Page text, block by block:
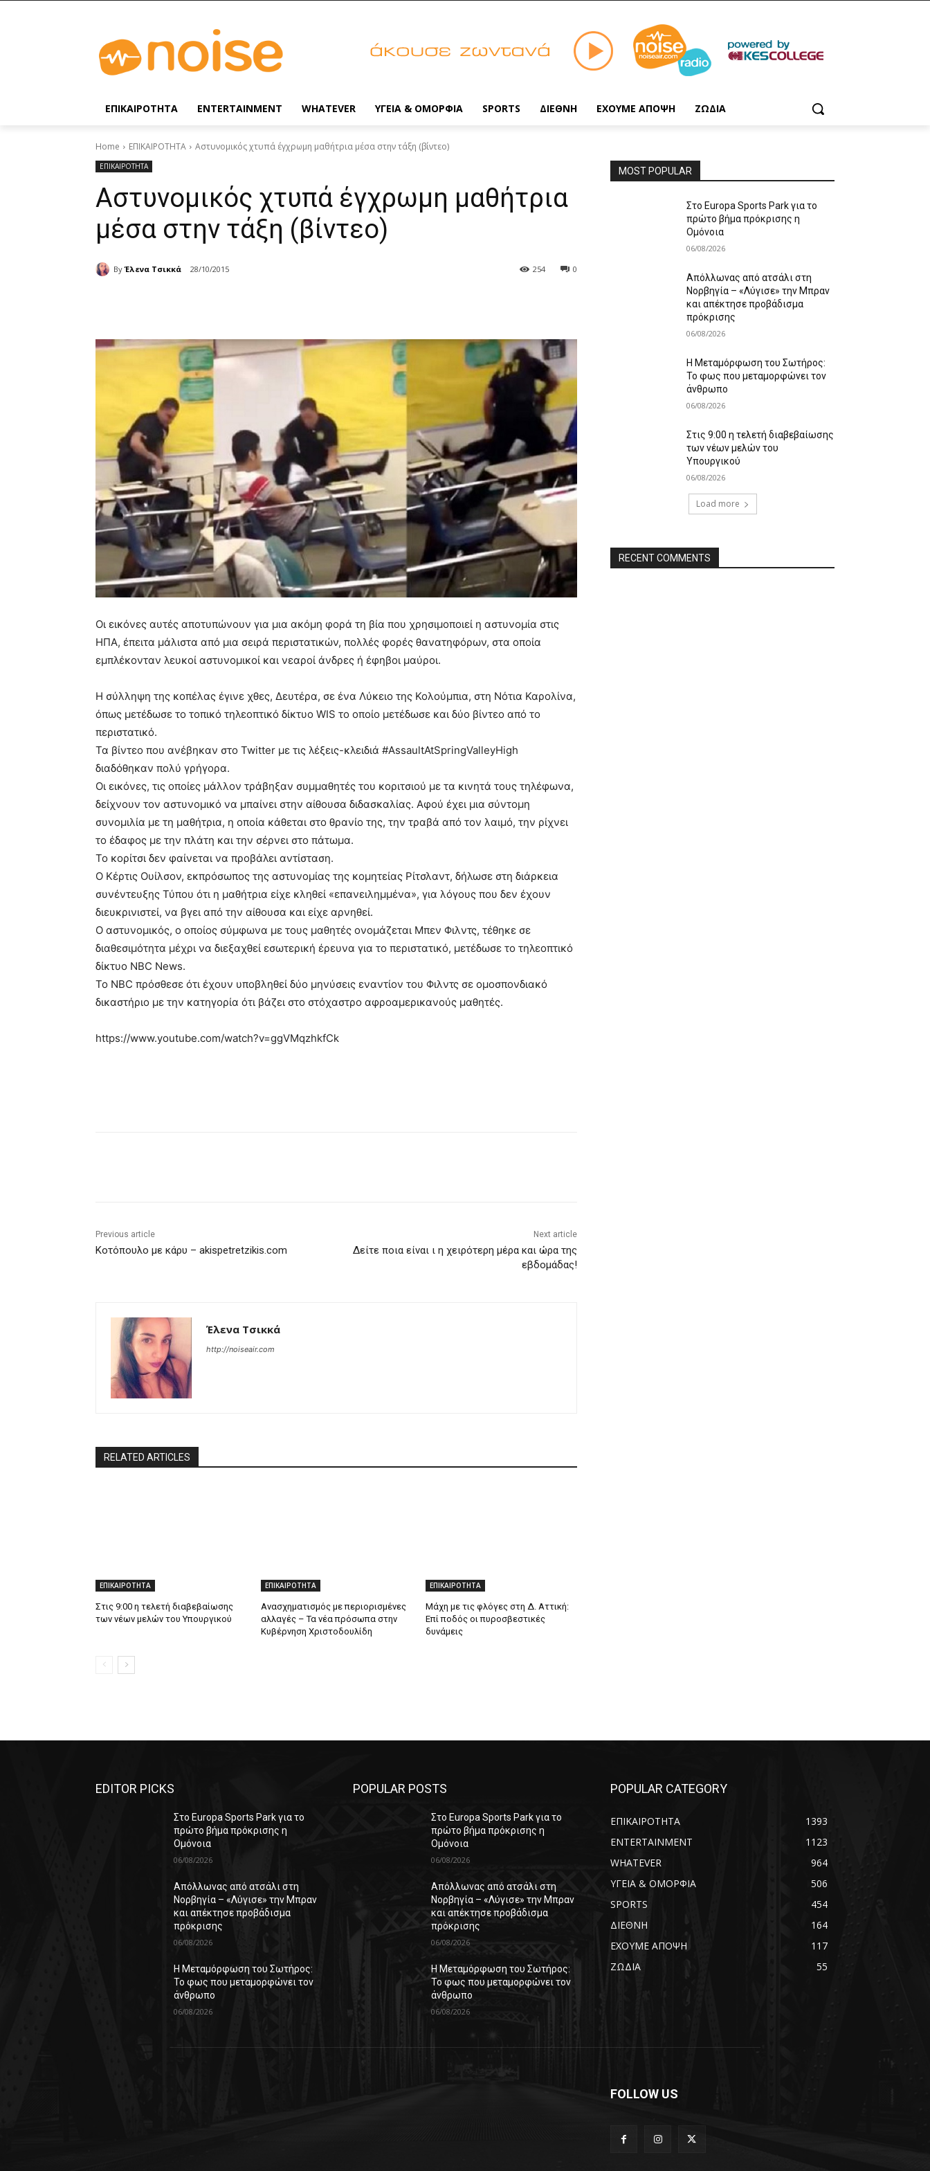
ΕΠΙΚΑΙΡΟΤΗΤΑ ENTERTAINMENT WHATEVER ΥΓΕΙΑ & ΟΜΟΡΦΙΑ SPORTS ΔΙΕΘΝΗ ΕΧΟΥΜΕ ΑΠΟΨΗ ΖΩΔΙΑ
Home ΕΠΙΚΑΙΡΟΤΗΤΑ Αστυνομικός χτυπά έγχρωμη μαθήτρια μέσα στην τάξη (βίντεο)
ΕΠΙΚΑΙΡΟΤΗΤΑ
Αστυνομικός χτυπά έγχρωμη μαθήτρια
μέσα στην τάξη (βίντεο)
By Έλενα Τσικκά 28/10/2015 0
254
Οι εικόνες αυτές αποτυπώνουν για μια ακόμη φορά τη βία που χρησιμοποιεί η αστυνομία στις
ΗΠΑ, έπειτα μάλιστα από μια σειρά περιστατικών, πολλές φορές θανατηφόρων, στα οποία
εμπλέκονταν λευκοί αστυνομικοί και νεαροί άνδρες ή έφηβοι μαύροι.
Η σύλληψη της κοπέλας έγινε χθες, Δευτέρα, σε ένα Λύκειο της Κολούμπια, στη Νότια Καρολίνα,
όπως μετέδωσε το τοπικό τηλεοπτικό δίκτυο WIS το οποίο μετέδωσε και δύο βίντεο από το
περιστατικό.
Τα βίντεο που ανέβηκαν στο Twitter με τις λέξεις-κλειδιά #AssaultAtSpringValleyHigh
διαδόθηκαν πολύ γρήγορα.
Οι εικόνες, τις οποίες μάλλον τράβηξαν συμμαθητές του κοριτσιού με τα κινητά τους τηλέφωνα,
δείχνουν τον αστυνομικό να μπαίνει στην αίθουσα διδασκαλίας. Αφού έχει μια σύντομη
συνομιλία με τη μαθήτρια, η οποία κάθεται στο θρανίο της, την τραβά από τον λαιμό, την ρίχνει
το έδαφος με την πλάτη και την σέρνει στο πάτωμα.
Το κορίτσι δεν φαίνεται να προβάλει αντίσταση.
Ο Κέρτις Ουίλσον, εκπρόσωπος της αστυνομίας της κομητείας Ρίτσλαντ, δήλωσε στη διάρκεια
συνέντευξης Τύπου ότι η μαθήτρια είχε κληθεί «επανειλημμένα», για λόγους που δεν έχουν
διευκρινιστεί, να βγει από την αίθουσα και είχε αρνηθεί.
Ο αστυνομικός, ο οποίος σύμφωνα με τους μαθητές ονομάζεται Μπεν Φιλντς, τέθηκε σε
διαθεσιμότητα μέχρι να διεξαχθεί εσωτερική έρευνα για το περιστατικό, μετέδωσε το τηλεοπτικό
δίκτυο NBC News.
Το NBC πρόσθεσε ότι έχουν υποβληθεί δύο μηνύσεις εναντίον του Φιλντς σε ομοσπονδιακό
δικαστήριο με την κατηγορία ότι βάζει στο στόχαστρο αφροαμερικανούς μαθητές.
https://www.youtube.com/watch?v=ggVMqzhkfCk
Previous article
Kοτόπουλο με κάρυ – akispetretzikis.com
Next article
Δείτε ποια είναι ι η χειρότερη μέρα και ώρα της
εβδομάδας!
Έλενα Τσικκά
http://noiseair.com
RELATED ARTICLES
ΕΠΙΚΑΙΡΟΤΗΤΑ
Στις 9:00 η τελετή διαβεβαίωσης
των νέων μελών του Υπουργικού
ΕΠΙΚΑΙΡΟΤΗΤΑ
Ανασχηματισμός με περιορισμένες
αλλαγές – Τα νέα πρόσωπα στην
Κυβέρνηση Χριστοδουλίδη
ΕΠΙΚΑΙΡΟΤΗΤΑ
Μάχη με τις φλόγες στη Δ. Αττική:
Επί ποδός οι πυροσβεστικές
δυνάμεις
MOST POPULAR
Στο Europa Sports Park για το
πρώτο βήμα πρόκρισης η
Ομόνοια
06/08/2026
Απόλλωνας από ατσάλι στη
Νορβηγία – «Λύγισε» την Μπραν
και απέκτησε προβάδισμα
πρόκρισης
06/08/2026
Η Μεταμόρφωση του Σωτήρος:
Το φως που μεταμορφώνει τον
άνθρωπο
06/08/2026
Στις 9:00 η τελετή διαβεβαίωσης
των νέων μελών του
Υπουργικού
06/08/2026
Load more
RECENT COMMENTS
EDITOR PICKS
Στο Europa Sports Park για το
πρώτο βήμα πρόκρισης η
Ομόνοια
06/08/2026
Απόλλωνας από ατσάλι στη
Νορβηγία – «Λύγισε» την Μπραν
και απέκτησε προβάδισμα
πρόκρισης
06/08/2026
Η Μεταμόρφωση του Σωτήρος:
Το φως που μεταμορφώνει τον
άνθρωπο
06/08/2026
POPULAR POSTS
Στο Europa Sports Park για το
πρώτο βήμα πρόκρισης η
Ομόνοια
06/08/2026
Απόλλωνας από ατσάλι στη
Νορβηγία – «Λύγισε» την Μπραν
και απέκτησε προβάδισμα
πρόκρισης
06/08/2026
Η Μεταμόρφωση του Σωτήρος:
Το φως που μεταμορφώνει τον
άνθρωπο
06/08/2026
POPULAR CATEGORY
ΕΠΙΚΑΙΡΟΤΗΤΑ
1393
ENTERTAINMENT
1123
WHATEVER
964
ΥΓΕΙΑ & ΟΜΟΡΦΙΑ
506
SPORTS
454
ΔΙΕΘΝΗ
164
ΕΧΟΥΜΕ ΑΠΟΨΗ
117
ΖΩΔΙΑ
55
FOLLOW US